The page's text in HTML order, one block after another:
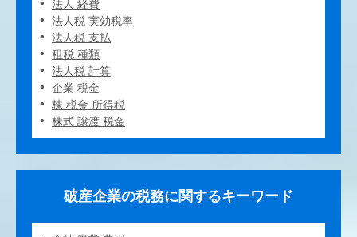
法人 経費
法人税 実効税率
法人税 支払
租税 種類
法人税 計算
企業 税金
株 税金 所得税
株式 譲渡 税金
破産企業の税務に関するキーワード